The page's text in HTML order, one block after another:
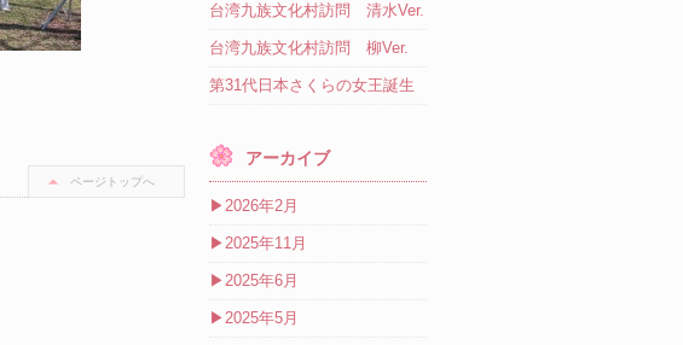
ページトップへ
台湾九族文化村訪問 清水Ver.
台湾九族文化村訪問 柳Ver.
第31代日本さくらの女王誕生
アーカイブ
▶2026年2月
▶2025年11月
▶2025年6月
▶2025年5月